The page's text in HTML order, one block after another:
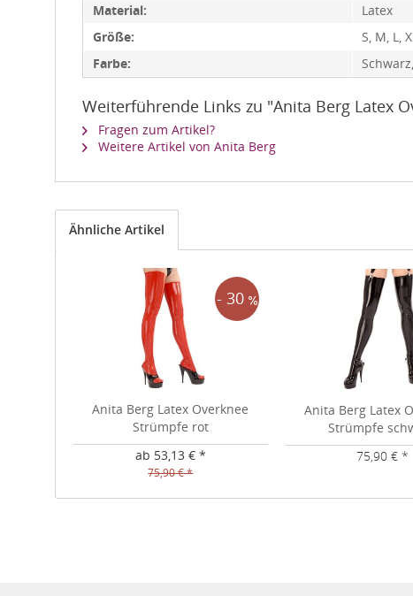
Material:
Latex
Größe:
S, M, L,
Farbe:
Weiterführende Links zu "Anita Berg Latex
Fragen zum Artikel?
Weitere Artikel von Anita Berg
Ähnliche Artikel
- 30
Anita Berg Latex Overknee
Strümpfe rot
ab 53,13 € *
75,90 € *
Anita Berg Latex
Strümpfe
75,90 € *